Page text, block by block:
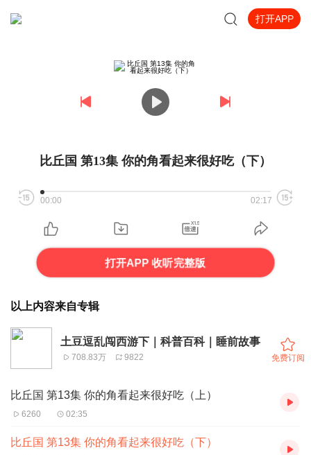
打开APP
比丘国 第13集 你的角看起来很好吃（下）
00:00 02:17
打开APP 收听完整版
以上内容来自专辑
土豆逗乱闯西游下｜科普百科｜睡前故事
708.83万 9822 免费订阅
比丘国 第13集 你的角看起来很好吃（上）
6260 02:35
比丘国 第13集 你的角看起来很好吃（下）